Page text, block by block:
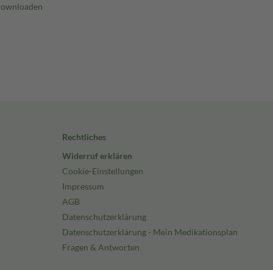
Rechtliches
Widerruf erklären
Cookie-Einstellungen
Impressum
AGB
Datenschutzerklärung
Datenschutzerklärung - Mein Medikationsplan
Fragen & Antworten